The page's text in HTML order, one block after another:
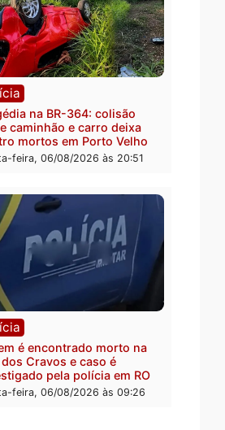
Polícia
contra facção criminosa que
atacava provedores de internet
em Rondônia
sexta-feira, 07/08/2026 às 09:33
Tragédia na BR-364: colisão
entre caminhão e carro deixa
quatro mortos em Porto Velho